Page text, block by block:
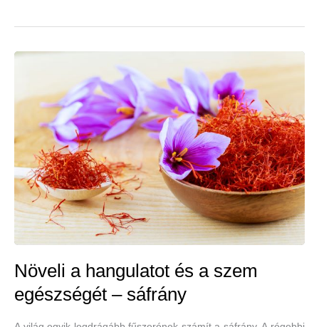
szem
karalábé
Növeli a hangulatot és a szem
egészségét – sáfrány